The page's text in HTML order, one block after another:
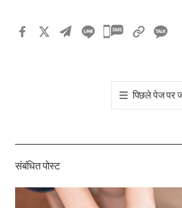
카
톡
공
기
पिछले पेज पर
संबंधित पोस्ट